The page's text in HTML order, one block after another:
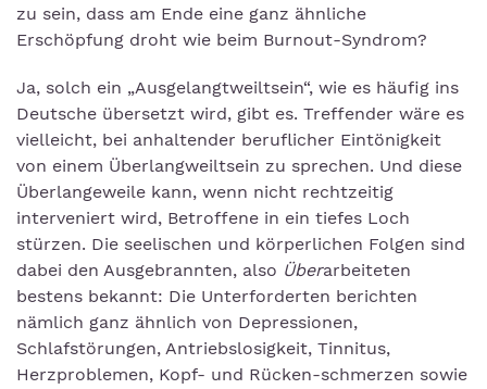
zu sein, dass am Ende eine ganz ähnliche
Erschöpfung droht wie beim Burnout-Syndrom?
Ja, solch ein „Ausgelangtweiltsein“, wie es häufig ins
Deutsche übersetzt wird, gibt es. Treffender wäre es
vielleicht, bei anhaltender beruflicher Eintönigkeit
von einem Überlangweiltsein zu sprechen. Und diese
Überlangeweile kann, wenn nicht rechtzeitig
interveniert wird, Betroffene in ein tiefes Loch
stürzen. Die seelischen und körperlichen Folgen sind
dabei den Ausgebrannten, also Überarbeiteten
bestens bekannt: Die Unterforderten berichten
nämlich ganz ähnlich von Depressionen,
Schlafstörungen, Antriebslosigkeit, Tinnitus,
Herzproblemen, Kopf- und Rücken-schmerzen sowie